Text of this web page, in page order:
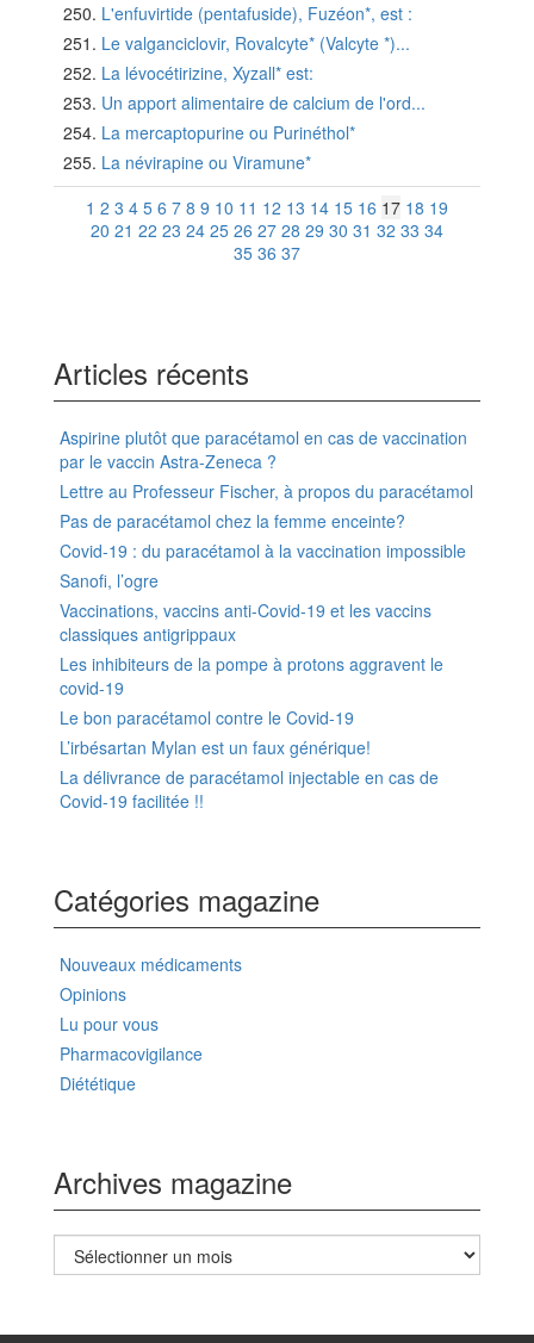
L'enfuvirtide (pentafuside), Fuzéon*, est :
Le valganciclovir, Rovalcyte* (Valcyte *)...
La lévocétirizine, Xyzall* est:
Un apport alimentaire de calcium de l'ord...
La mercaptopurine ou Purinéthol*
La névirapine ou Viramune*
1 2 3 4 5 6 7 8 9 10 11 12 13 14 15 16 17 18 19
20 21 22 23 24 25 26 27 28 29 30 31 32 33 34
35 36 37
Articles récents
Aspirine plutôt que paracétamol en cas de vaccination
par le vaccin Astra-Zeneca ?
Lettre au Professeur Fischer, à propos du paracétamol
Pas de paracétamol chez la femme enceinte?
Covid-19 : du paracétamol à la vaccination impossible
Sanofi, l’ogre
Vaccinations, vaccins anti-Covid-19 et les vaccins
classiques antigrippaux
Les inhibiteurs de la pompe à protons aggravent le
covid-19
Le bon paracétamol contre le Covid-19
L’irbésartan Mylan est un faux générique!
La délivrance de paracétamol injectable en cas de
Covid-19 facilitée !!
Catégories magazine
Nouveaux médicaments
Opinions
Lu pour vous
Pharmacovigilance
Diététique
Archives magazine
Archives
magazine